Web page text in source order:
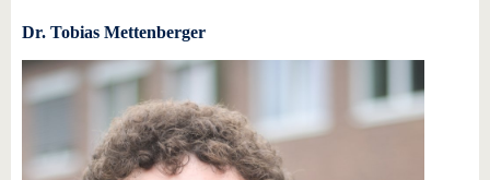
Dr. Tobias Mettenberger